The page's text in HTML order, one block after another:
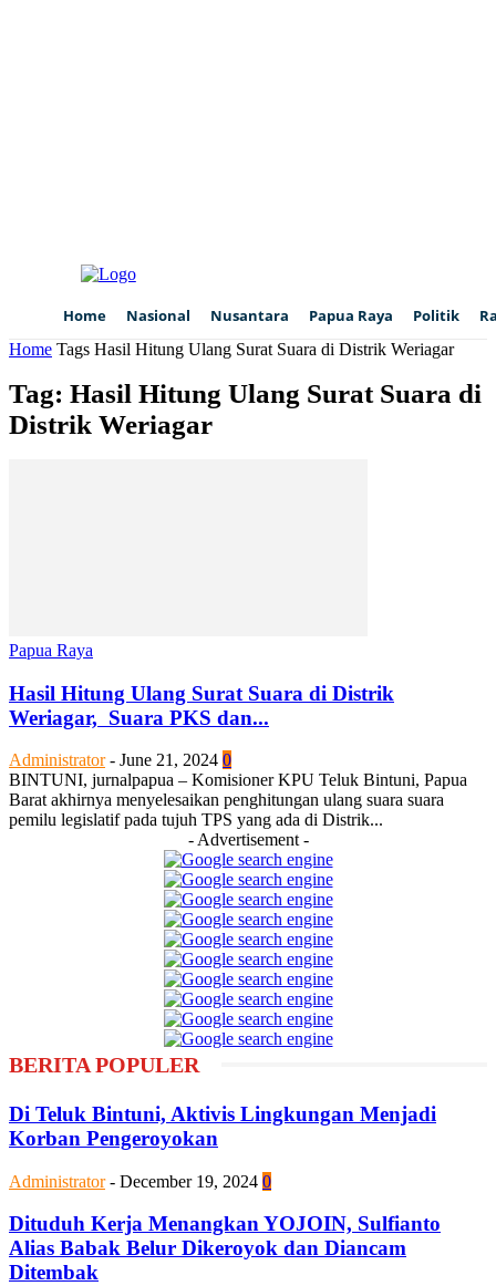
Home Nasional Nusantara Papua Raya Politik
Home Tags Hasil Hitung Ulang Surat Suara di Distrik Weriagar
Tag: Hasil Hitung Ulang Surat Suara di
Distrik Weriagar
Papua Raya
Hasil Hitung Ulang Surat Suara di Distrik
Weriagar, Suara PKS dan...
Administrator - June 21, 2024 0
BINTUNI, jurnalpapua – Komisioner KPU Teluk Bintuni, Papua
Barat akhirnya menyelesaikan penghitungan ulang suara suara
pemilu legislatif pada tujuh TPS yang ada di Distrik...
- Advertisement -
BERITA POPULER
Di Teluk Bintuni, Aktivis Lingkungan Menjadi
Korban Pengeroyokan
Administrator - December 19, 2024 0
Dituduh Kerja Menangkan YOJOIN, Sulfianto
Alias Babak Belur Dikeroyok dan Diancam
Ditembak